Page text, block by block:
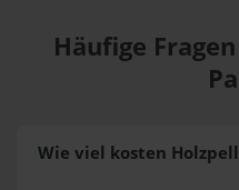
Häufige
Wie viel kosten